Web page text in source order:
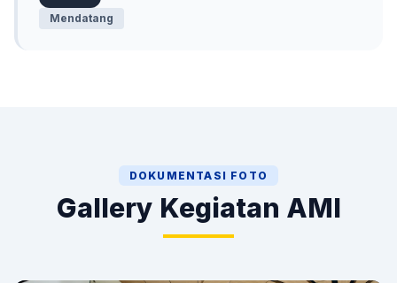
Mendatang
DOKUMENTASI FOTO
Gallery Kegiatan AMI